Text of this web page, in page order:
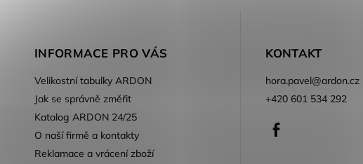
INFORMACE PRO VÁS
Velikostní tabulky ARDON
Jak se správně změřit
Katalog ARDON 24/25
O naší firmě a kontakty
Reklamace a vrácení zboží
KONTAKT
hora.pavel@ardon.cz
+420 601 534 292